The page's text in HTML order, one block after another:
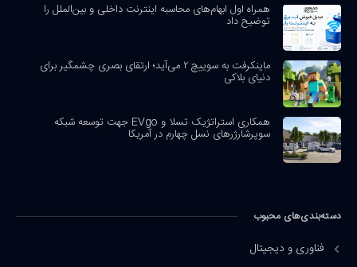
همراه اول ابهام‌های محاسبه اینترنت داخلی و بین‌الملل را
توضیح داد
ماینکرفت به سوییچ ۲ می‌آید؛ ارتقای بصری چشمگیر برای
دنیای بلاکی
همکاری استراتژیک تسلا و EVgo جهت توسعه شبکه
سوپرشارژرهای نسل چهارم در آمریکا
دسته‌بندی‌های محبوب
فناوری و دیجیتال